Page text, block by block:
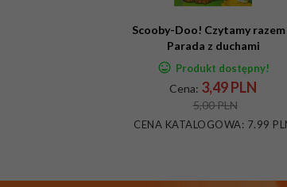
Scooby-Doo! Czytamy razem
Parada z duchami
Produkt dostępny!
Cena: 3,49PLN
5,00 PLN
CENA KATALOGOWA: 7.99